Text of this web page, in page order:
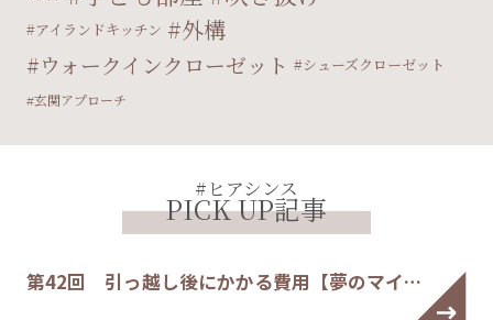
アイランドキッチン 外構
ウォークインクローゼット シューズクローゼット
玄関アプローチ
#ヒアシンス
PICK UP記事
第42回 引っ越し後にかかる費用【夢のマイ…